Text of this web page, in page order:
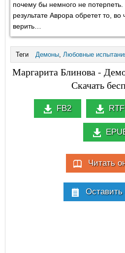
почему бы немного не потерпеть.
результате Аврора обретет то, во
верить…
Теги Демоны, Любовные
Маргарита Блинова -
Скачать
FB2 RTF
Читать
Оставить